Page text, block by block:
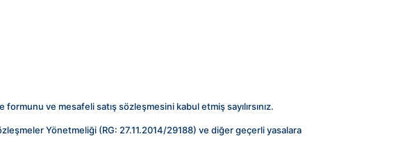
ve mesafeli satış sözleşmesini kabul etmiş sayılırsınız.
Yönetmeliği (RG: 27.11.2014/29188) ve diğer geçerli yasalara